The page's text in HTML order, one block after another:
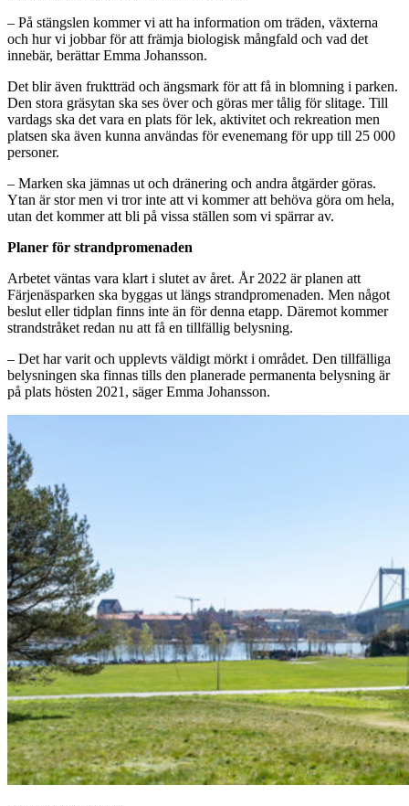
– På stängslen kommer vi att ha information om träden, växterna
och hur vi jobbar för att främja biologisk mångfald och vad det
innebär, berättar Emma Johansson.
Det blir även fruktträd och ängsmark för att få in blomning i parken.
Den stora gräsytan ska ses över och göras mer tålig för slitage. Till
vardags ska det vara en plats för lek, aktivitet och rekreation men
platsen ska även kunna användas för evenemang för upp till 25 000
personer.
– Marken ska jämnas ut och dränering och andra åtgärder göras.
Ytan är stor men vi tror inte att vi kommer att behöva göra om hela,
utan det kommer att bli på vissa ställen som vi spärrar av.
Planer för strandpromenaden
Arbetet väntas vara klart i slutet av året. År 2022 är planen att
Färjenäsparken ska byggas ut längs strandpromenaden. Men något
beslut eller tidplan finns inte än för denna etapp. Däremot kommer
strandstråket redan nu att få en tillfällig belysning.
– Det har varit och upplevts väldigt mörkt i området. Den tillfälliga
belysningen ska finnas tills den planerade permanenta belysning är
på plats hösten 2021, säger Emma Johansson.